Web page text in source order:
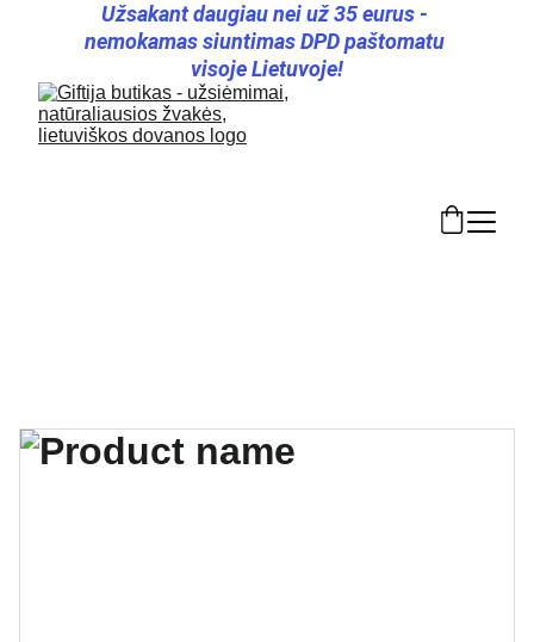
Užsakant daugiau nei už 35 eurus -
nemokamas siuntimas DPD paštomatu
visoje Lietuvoje!